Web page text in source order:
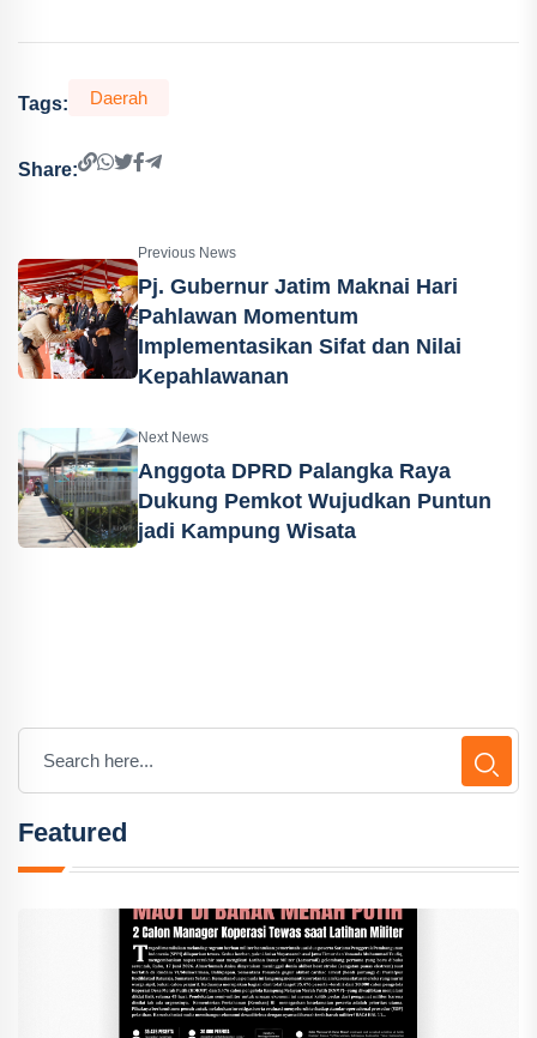
Tags: Daerah
Share:
Previous News
Pj. Gubernur Jatim Maknai Hari
Pahlawan Momentum
Implementasikan Sifat dan Nilai
Kepahlawanan
Next News
Anggota DPRD Palangka Raya
Dukung Pemkot Wujudkan Puntun
jadi Kampung Wisata
Featured